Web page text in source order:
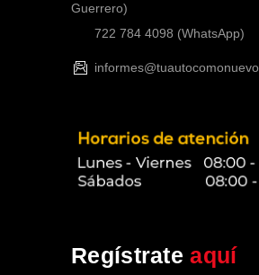
Guerrero)
722 784 4098 (WhatsApp)
Regístrateaquí
Soy tu Asistente de SPA Clínica
Vehicular